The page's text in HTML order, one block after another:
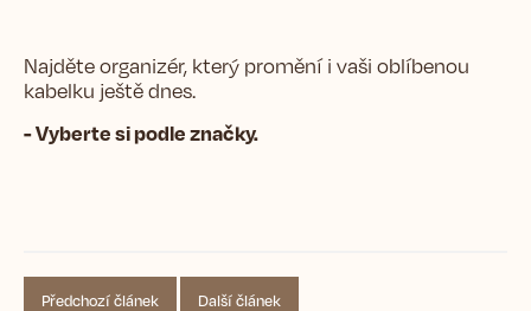
Najděte organizér, který promění i vaši oblíbenou
kabelku ještě dnes.
- Vyberte si podle značky.
Předchozí článek Další článek